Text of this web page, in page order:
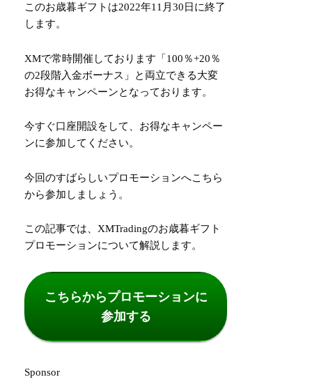
このお歳暮ギフトは2022年11月30日に終了
します。
XMで常時開催しております「100％+20％
の2段階入金ボーナス」と両立できる大変
お得なキャンペーンとなっております。
今すぐ口座開設をして、お得なキャンペー
ンに参加してください。
今回のすばらしいプロモーションへこちら
から参加しましょう。
この記事では、XMTradingのお歳暮ギフト
プロモーションについて解説します。
こちらからプロモーションに
参加する
Sponsor